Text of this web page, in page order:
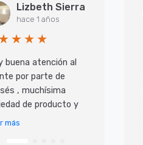
Lizbeth Sierra
hace 1 años
buena atención al
por parte de
, muchísima
de producto y
es que todo
más